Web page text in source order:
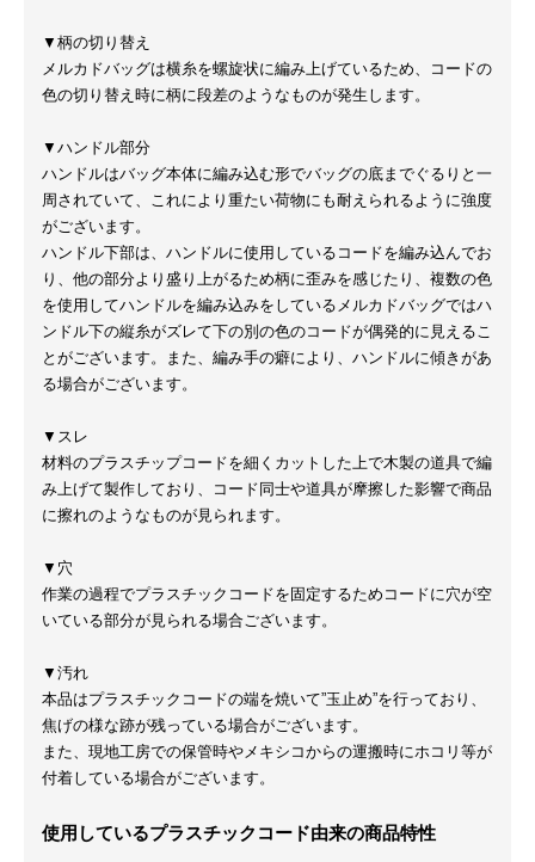
▼柄の切り替え
メルカドバッグは横糸を螺旋状に編み上げているため、コードの
色の切り替え時に柄に段差のようなものが発生します。
▼ハンドル部分
ハンドルはバッグ本体に編み込む形でバッグの底までぐるりと一
周されていて、これにより重たい荷物にも耐えられるように強度
がございます。
ハンドル下部は、ハンドルに使用しているコードを編み込んでお
り、他の部分より盛り上がるため柄に歪みを感じたり、複数の色
を使用してハンドルを編み込みをしているメルカドバッグではハ
ンドル下の縦糸がズレて下の別の色のコードが偶発的に見えるこ
とがございます。また、編み手の癖により、ハンドルに傾きがあ
る場合がございます。
▼スレ
材料のプラスチップコードを細くカットした上で木製の道具で編
み上げて製作しており、コード同士や道具が摩擦した影響で商品
に擦れのようなものが見られます。
▼穴
作業の過程でプラスチックコードを固定するためコードに穴が空
いている部分が見られる場合ございます。
▼汚れ
本品はプラスチックコードの端を焼いて”玉止め”を行っており、
焦げの様な跡が残っている場合がございます。
また、現地工房での保管時やメキシコからの運搬時にホコリ等が
付着している場合がございます。
使用しているプラスチックコード由来の商品特性